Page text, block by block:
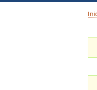
U
s
t